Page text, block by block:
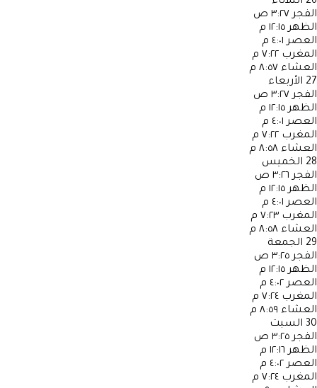
الفجر ٣:٢٧ ص
الظهر ١٢:١٥ م
العصر ٤:٠١ م
المغرب ٧:٢٢ م
العشاء ٨:٥٧ م
27 الأربعاء
الفجر ٣:٢٧ ص
الظهر ١٢:١٥ م
العصر ٤:٠١ م
المغرب ٧:٢٢ م
العشاء ٨:٥٨ م
28 الخميس
الفجر ٣:٢٦ ص
الظهر ١٢:١٥ م
العصر ٤:٠١ م
المغرب ٧:٢٣ م
العشاء ٨:٥٨ م
29 الجمعة
الفجر ٣:٢٥ ص
الظهر ١٢:١٥ م
العصر ٤:٠٢ م
المغرب ٧:٢٤ م
العشاء ٨:٥٩ م
30 السبت
الفجر ٣:٢٥ ص
الظهر ١٢:١٦ م
العصر ٤:٠٢ م
المغرب ٧:٢٤ م